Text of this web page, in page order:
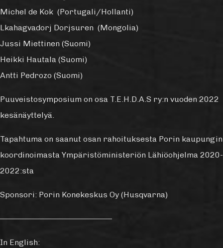
Michel de Kok (Portugali/Hollanti)
Lkahagvadorj Dorjsuren (Mongolia)
Jussi Miettinen (Suomi)
Heikki Hautala (Suomi)
Antti Pedrozo (Suomi)
Puuveistosymposium on osa T.E.H.D.A.S ry:n vuoden 2022
kesänäyttelyä.
Tapahtuma on saanut osan rahoituksesta Porin kaupungin
koordinoimasta Ympäristöministeriön Lähiöohjelma 2020-
2022:sta
Sponsori: Porin Konekeskus Oy (Husqvarna)
———————————————
In English: